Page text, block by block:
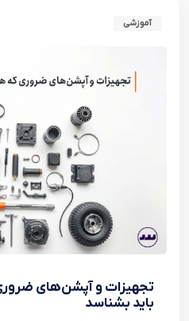
آموزشی
تجهیزات و آپشن‌های
باید بشناسد